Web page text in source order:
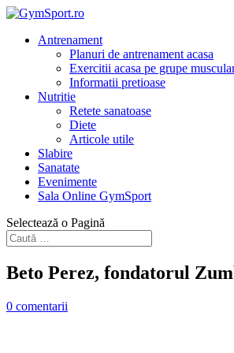
Antrenament
Planuri de antrenament acasa
Exercitii acasa pe grupe
Informatii pretioase
Nutritie
Retete sanatoase
Diete
Articole utile
Slabire
Sanatate
Evenimente
Sala Online GymSport
Selectează o Pagină
Beto Perez, fondatorul
0 comentarii